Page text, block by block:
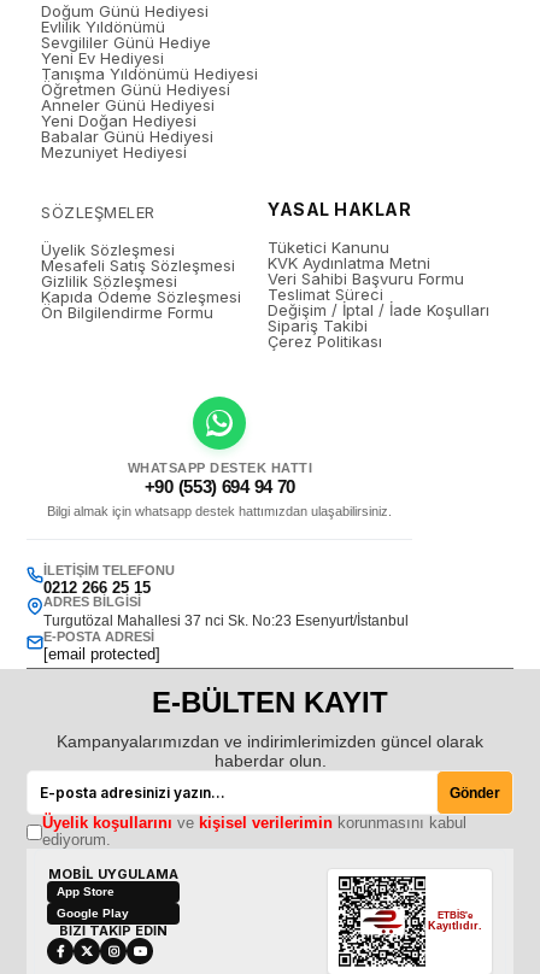
Doğum Günü Hediyesi
Evlilik Yıldönümü
Sevgililer Günü Hediye
Yeni Ev Hediyesi
Tanışma Yıldönümü Hediyesi
Öğretmen Günü Hediyesi
Anneler Günü Hediyesi
Yeni Doğan Hediyesi
Babalar Günü Hediyesi
Mezuniyet Hediyesi
SÖZLEŞMELER
Üyelik Sözleşmesi
Mesafeli Satış Sözleşmesi
Gizlilik Sözleşmesi
Kapıda Ödeme Sözleşmesi
Ön Bilgilendirme Formu
YASAL HAKLAR
Tüketici Kanunu
KVK Aydınlatma Metni
Veri Sahibi Başvuru Formu
Teslimat Süreci
Değişim / İptal / İade Koşulları
Sipariş Takibi
Çerez Politikası
WHATSAPP DESTEK HATTI
+90 (553) 694 94 70
Bilgi almak için whatsapp destek hattımızdan ulaşabilirsiniz.
İLETIŞIM TELEFONU
0212 266 25 15
ADRES BILGISI
Turgutözal Mahallesi 37 nci Sk. No:23 Esenyurt/İstanbul
E-POSTA ADRESI
[email protected]
E-BÜLTEN KAYIT
Kampanyalarımızdan ve indirimlerimizden güncel olarak
haberdar olun.
Gönder
Üyelik koşullarını ve kişisel verileriminkorunmasını kabul
ediyorum.
MOBİL UYGULAMA
App Store
Google Play
BİZİ TAKİP EDİN
ETBİS'e
Kayıtlıdır.